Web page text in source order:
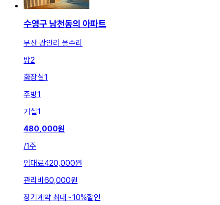
수영구 남천동의 아파트
부산 광안리 올수리
방2
화장실1
주방1
거실1
480,000원
/1주
임대료420,000원
관리비 60,000원
장기계약 최대 ~10%할인